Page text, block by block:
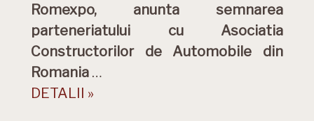
Romexpo, anunta semnarea
parteneriatului cu Asociatia
Constructorilor de Automobile din
Romania …
DETALII »